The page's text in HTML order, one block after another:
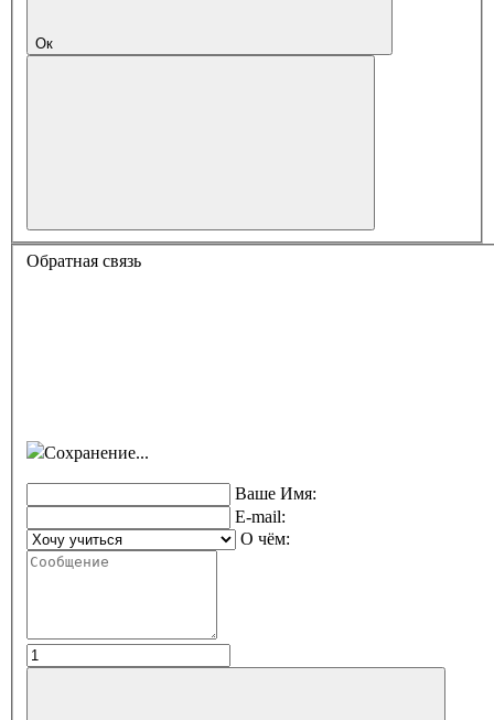
Ок
Обратная связь
Сохранение...
Ваше Имя:
E-mail:
О чём: